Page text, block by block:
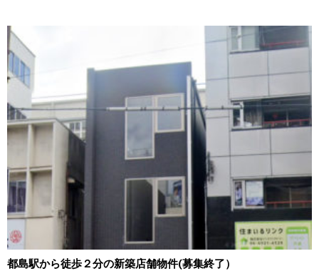
都島駅から徒歩２分の新築店舗物件(募集終了）